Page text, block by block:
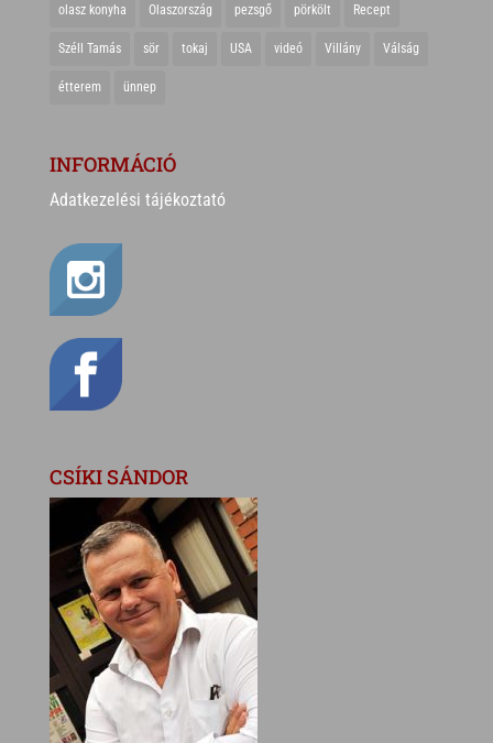
olasz konyha Olaszország pezsgő pörkölt Recept
Széll Tamás sör tokaj USA videó Villány Válság
étterem ünnep
INFORMÁCIÓ
Adatkezelési tájékoztató
CSÍKI SÁNDOR